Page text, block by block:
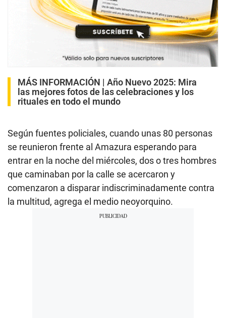
MÁS INFORMACIÓN | Año Nuevo 2025: Mira
las mejores fotos de las celebraciones y los
rituales en todo el mundo
Según fuentes policiales, cuando unas 80 personas
se reunieron frente al Amazura esperando para
entrar en la noche del miércoles, dos o tres hombres
que caminaban por la calle se acercaron y
comenzaron a disparar indiscriminadamente contra
la multitud, agrega el medio neoyorquino.